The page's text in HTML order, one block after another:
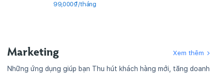
99,000₫/tháng
Marketing Xem thêm
Những ứng dụng giúp bạn Thu hút khách hàng mới, tăng doanh